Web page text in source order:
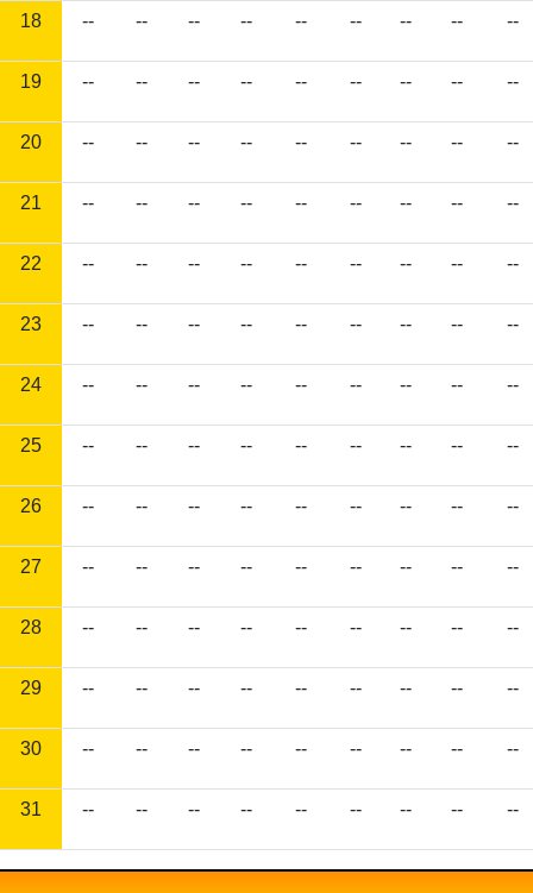
18 -- -- -- -- -- -- -- -- --
19 -- -- -- -- -- -- -- -- --
20 -- -- -- -- -- -- -- -- --
21 -- -- -- -- -- -- -- -- --
22 -- -- -- -- -- -- -- -- --
23 -- -- -- -- -- -- -- -- --
24 -- -- -- -- -- -- -- -- --
25 -- -- -- -- -- -- -- -- --
26 -- -- -- -- -- -- -- -- --
27 -- -- -- -- -- -- -- -- --
28 -- -- -- -- -- -- -- -- --
29 -- -- -- -- -- -- -- -- --
30 -- -- -- -- -- -- -- -- --
31 -- -- -- -- -- -- -- -- --